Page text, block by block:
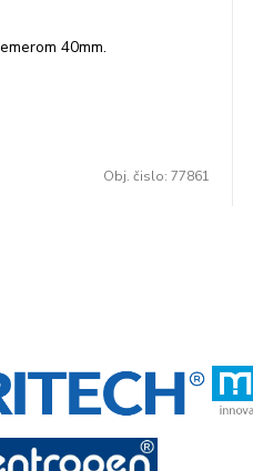
40mm.
Obj. čislo: 77861